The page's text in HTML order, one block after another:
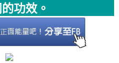
功效。